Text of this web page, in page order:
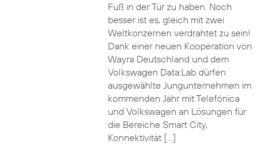
Fuß in der Tür zu haben. Noch
besser ist es, gleich mit zwei
Weltkonzernen verdrahtet zu sein!
Dank einer neuen Kooperation von
Wayra Deutschland und dem
Volkswagen Data:Lab dürfen
ausgewählte Jungunternehmen im
kommenden Jahr mit Telefónica
und Volkswagen an Lösungen für
die Bereiche Smart City,
Konnektivität […]